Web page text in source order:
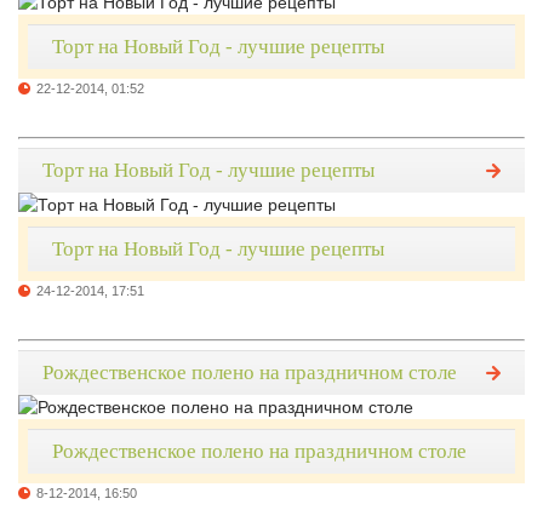
Торт на Новый Год - лучшие рецепты
22-12-2014, 01:52
Торт на Новый Год - лучшие рецепты
Торт на Новый Год - лучшие рецепты
24-12-2014, 17:51
Рождественское полено на праздничном столе
Рождественское полено на праздничном столе
8-12-2014, 16:50